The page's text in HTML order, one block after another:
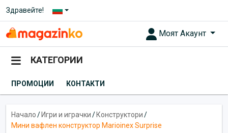
Здравейте!
Моят Акаунт
КАТЕГОРИИ
ПРОМОЦИИ КОНТАКТИ
Начало/ Игри и играчки/ Конструктори/
Мини вафлен конструктор Marioinex Surprise